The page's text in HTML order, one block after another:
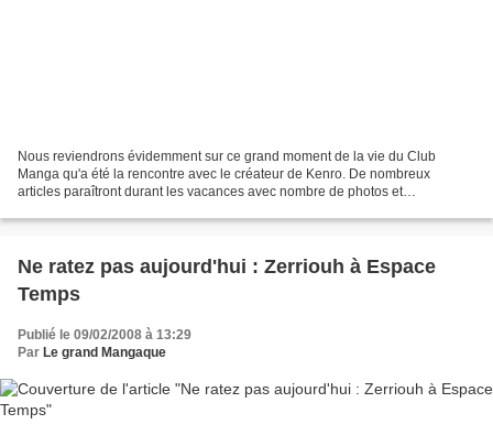
Nous reviendrons évidemment sur ce grand moment de la vie du Club
Manga qu'a été la rencontre avec le créateur de Kenro. De nombreux
articles paraîtront durant les vacances avec nombre de photos et
Ne ratez pas aujourd'hui : Zerriouh à Espace
Temps
Publié le 09/02/2008 à 13:29
Par Le grand Mangaque